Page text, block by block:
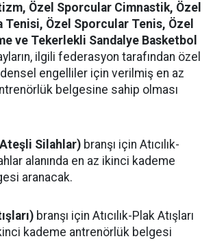
Özel Sporcular Cimnastik, Özel
Tenisi, Özel Sporcular Tenis, Özel
ve Tekerlekli Sandalye Basketbol
ilgili federasyon tarafından özel
engelliler için verilmiş en az
belgesine sahip olması
Ateşli Silahlar) branşı için Atıcılık-
alanında en az ikinci kademe
aranacak.
branşı için Atıcılık-Plak Atışları
kademe antrenörlük belgesi